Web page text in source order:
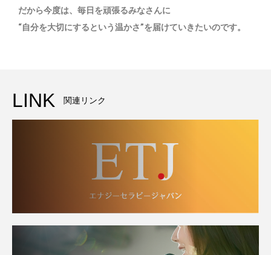
だから今度は、毎日を頑張るみなさんに
“自分を大切にするという温かさ”を届けていきたいのです。
LINK 関連リンク